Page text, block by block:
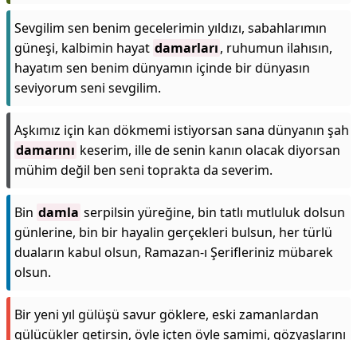
Sevgilim sen benim gecelerimin yıldızı, sabahlarımın
güneşi, kalbimin hayat damarları, ruhumun ilahısın,
hayatım sen benim dünyamın içinde bir dünyasın
seviyorum seni sevgilim.
Aşkımız için kan dökmemi istiyorsan sana dünyanın şah
damarını keserim, ille de senin kanın olacak diyorsan
mühim değil ben seni toprakta da severim.
Bin damla serpilsin yüreğine, bin tatlı mutluluk dolsun
günlerine, bin bir hayalin gerçekleri bulsun, her türlü
duaların kabul olsun, Ramazan-ı Şerifleriniz mübarek
olsun.
Bir yeni yıl gülüşü savur göklere, eski zamanlardan
gülücükler getirsin, öyle içten öyle samimi, gözyaşlarını